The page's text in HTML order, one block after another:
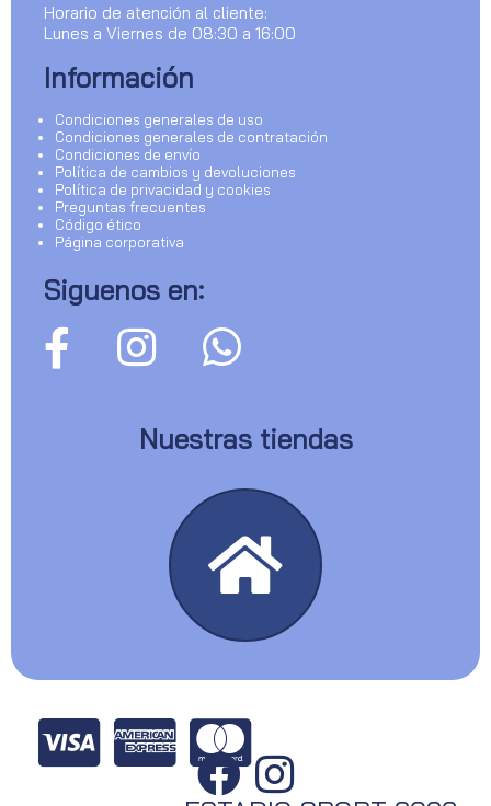
Horario de atención al cliente:
Lunes a Viernes de 08:30 a 16:00
Información
Condiciones generales de uso
Condiciones generales de contratación
Condiciones de envío
Política de cambios y devoluciones
Política de privacidad y cookies
Preguntas frecuentes
Código ético
Página corporativa
Siguenos en:
Nuestras tiendas